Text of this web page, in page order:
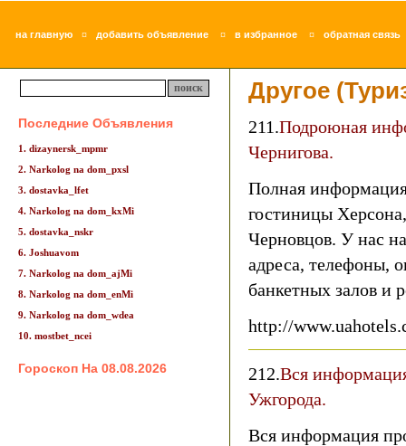
на главную ¤ добавить объявление ¤ в избранное ¤ обратная связь
Последние Объявления
1. dizaynersk_mpmr
2. Narkolog na dom_pxsl
3. dostavka_lfet
4. Narkolog na dom_kxMi
5. dostavka_nskr
6. Joshuavom
7. Narkolog na dom_ajMi
8. Narkolog na dom_enMi
9. Narkolog na dom_wdea
10. mostbet_ncei
Гороскоп На 08.08.2026
Другое
211.Подроюная
Чернигова.
Полная
гостиницы
Черновцов. У нас
адреса, телефоны,
банкетных залов и
http://
212.Вся
Ужгорода.
Вся информация